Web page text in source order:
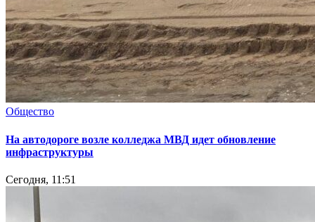
Общество
На автодороге возле колледжа МВД идет обновление
инфраструктуры
Сегодня, 11:51